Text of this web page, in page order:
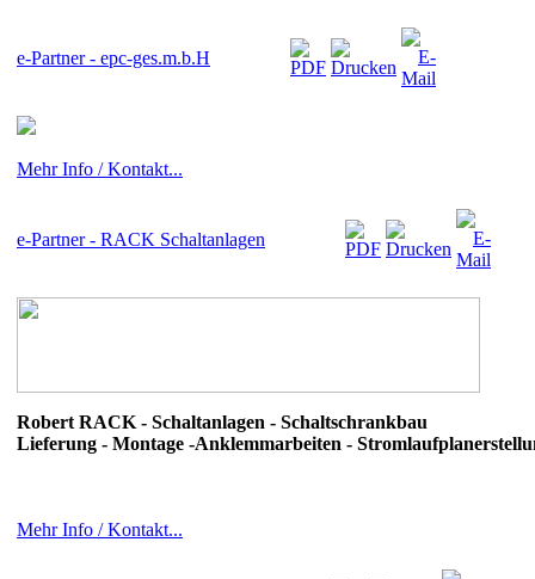
e-Partner - epc-ges.m.b.H
Mehr Info / Kontakt...
e-Partner - RACK Schaltanlagen
Robert RACK - Schaltanlagen - Schaltschrankbau
Lieferung - Montage -Anklemmarbeiten -
Mehr Info / Kontakt...